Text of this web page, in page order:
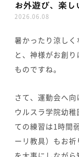
お外遊び、楽し
2026.06.08
暑かったり涼し
と、神様がお創
ものですね。
さて、運動会へ
ウルスラ学院幼
ての練習は1時間
ーリ教具）もお